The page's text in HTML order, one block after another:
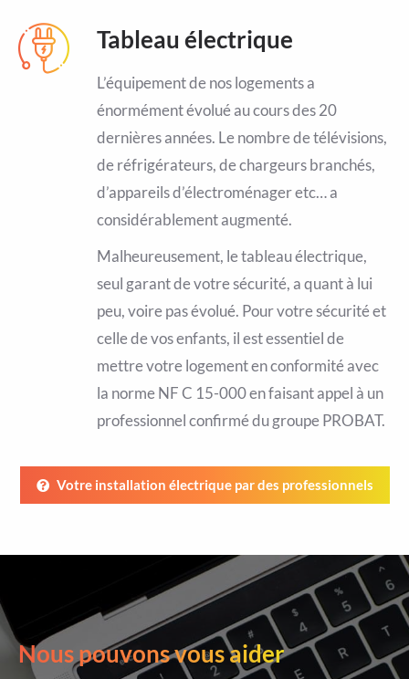
Tableau électrique
L’équipement de nos logements a
énormément évolué au cours des 20
dernières années. Le nombre de télévisions,
de réfrigérateurs, de chargeurs branchés,
d’appareils d’électroménager etc… a
considérablement augmenté.
Malheureusement, le tableau électrique,
seul garant de votre sécurité, a quant à lui
peu, voire pas évolué. Pour votre sécurité et
celle de vos enfants, il est essentiel de
mettre votre logement en conformité avec
la norme NF C 15-000 en faisant appel à un
professionnel confirmé du groupe PROBAT.
Votre installation électrique par des professionnels
Nous pouvons vous aider